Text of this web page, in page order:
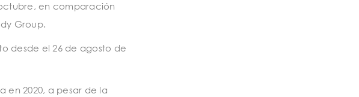
en comparación
Group.
desde el 26 de agosto de
en 2020, a pesar de la